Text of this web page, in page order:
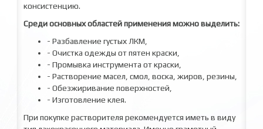
консистенцию.
Среди основных областей применения можно выделить:
- Разбавление густых ЛКМ,
- Очистка одежды от пятен краски,
- Промывка инструмента от краски,
- Растворение масел, смол, воска, жиров, резины,
- Обезжиривание поверхностей,
- Изготовление клея.
При покупке растворителя рекомендуется иметь в виду